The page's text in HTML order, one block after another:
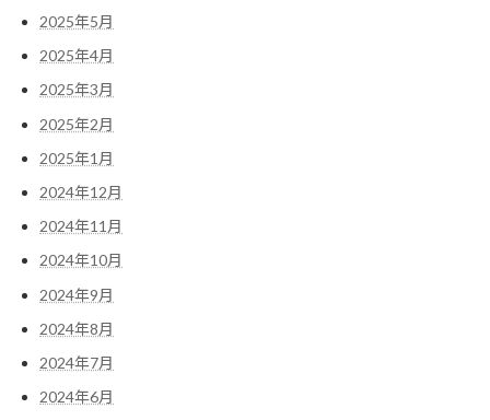
2025年5月
2025年4月
2025年3月
2025年2月
2025年1月
2024年12月
2024年11月
2024年10月
2024年9月
2024年8月
2024年7月
2024年6月